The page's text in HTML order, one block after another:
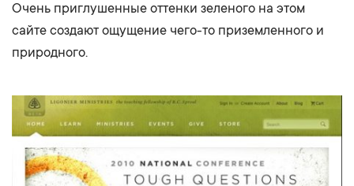
Очень приглушенные оттенки зеленого на этом
сайте создают ощущение чего-то приземленного и
природного.